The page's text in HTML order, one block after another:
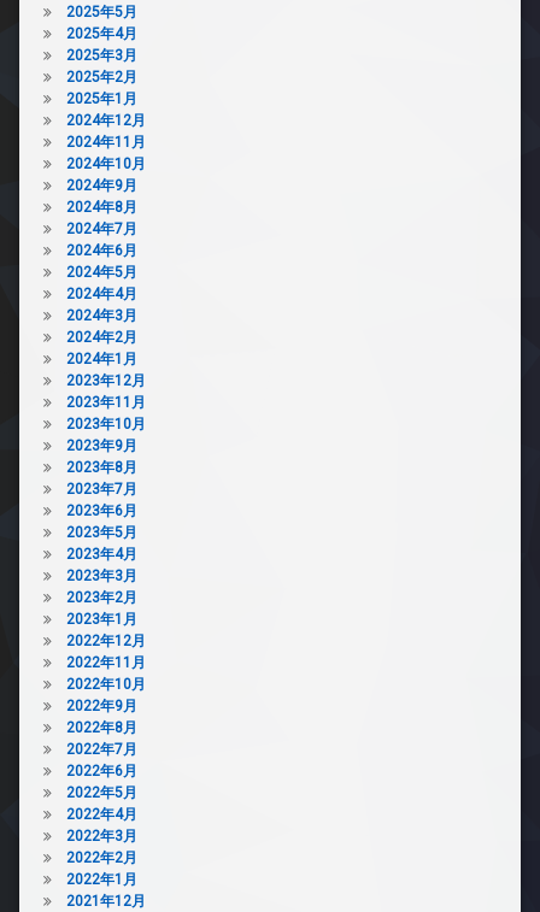
2025年5月
2025年4月
2025年3月
2025年2月
2025年1月
2024年12月
2024年11月
2024年10月
2024年9月
2024年8月
2024年7月
2024年6月
2024年5月
2024年4月
2024年3月
2024年2月
2024年1月
2023年12月
2023年11月
2023年10月
2023年9月
2023年8月
2023年7月
2023年6月
2023年5月
2023年4月
2023年3月
2023年2月
2023年1月
2022年12月
2022年11月
2022年10月
2022年9月
2022年8月
2022年7月
2022年6月
2022年5月
2022年4月
2022年3月
2022年2月
2022年1月
2021年12月